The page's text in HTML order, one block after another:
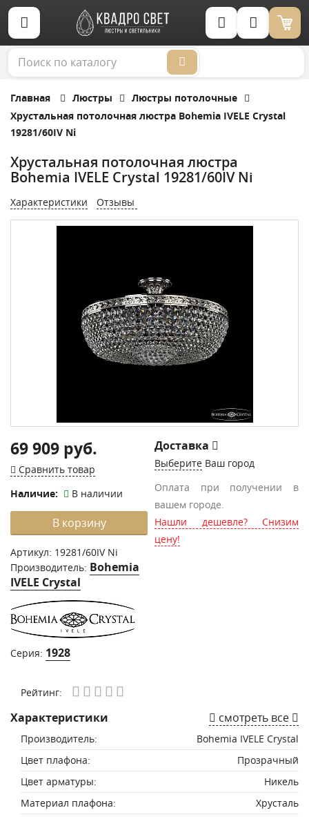
Корзина (0)
Главная Люстры
Люстры потолочные
Хрустальная потолочная люстра Bohemia IVELE Crystal
19281/60IV Ni
Хрустальная потолочная люстра
Bohemia IVELE Crystal 19281/60IV Ni
Характеристики Отзывы
69 909 руб.
Сравнить товар
Наличие:
В наличии
В корзину
Артикул: 19281/60IV Ni
Производитель: Bohemia
IVELE Crystal
Серия: 1928
Доставка
Выберите Ваш город
Оплата при получении в
вашем городе.
Нашли дешевле? Снизим
цену!
Рейтинг:
Характеристики смотреть все
Производитель:
Bohemia IVELE Crystal
Цвет плафона:
Прозрачный
Цвет арматуры:
Никель
Материал плафона:
Хрусталь